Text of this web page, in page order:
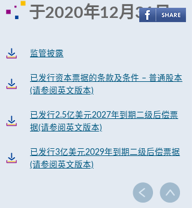
于2020年12月31日
监管披露
已发行资本票据的条款及条件 – 普通股本
(请参阅英文版本)
已发行2.5亿美元2027年到期二级后偿票
据(请参阅英文版本)
已发行3亿美元2029年到期二级后偿票据
(请参阅英文版本)